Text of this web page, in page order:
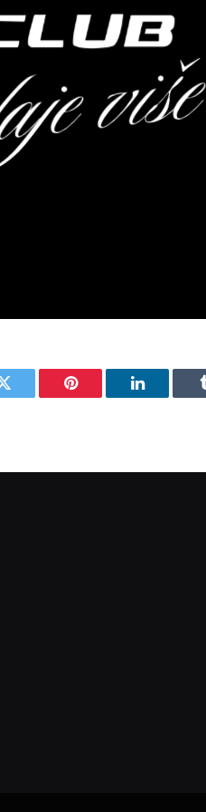
Twitter Pinterest LinkedIn